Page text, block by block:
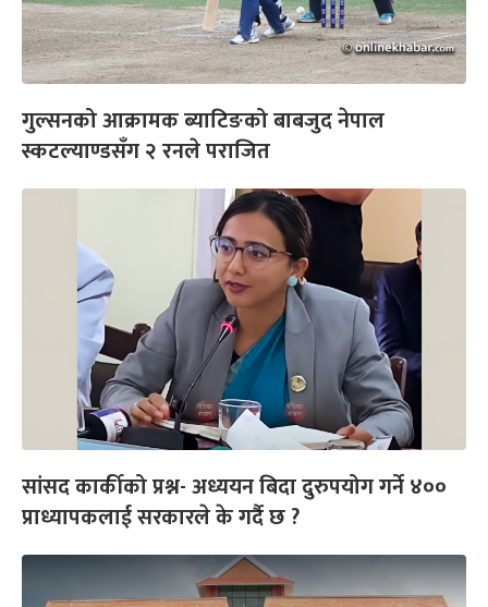
गुल्सनको आक्रामक ब्याटिङको बाबजुद नेपाल
स्कटल्याण्डसँग २ रनले पराजित
सांसद कार्कीको प्रश्न- अध्ययन बिदा दुरुपयोग गर्ने ४००
प्राध्यापकलाई सरकारले के गर्दै छ ?